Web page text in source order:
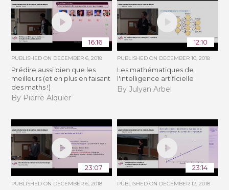
16:16
PUBLISHED ON DECEMBER 6, 2018
Prédire aussi bien que les
meilleurs (et en plus en faisant
des maths !)
By Pierre Alquier
12:10
PUBLISHED ON DECEMBER 10, 2018
Les mathématiques de
l'intelligence artificielle
By Julyan Arbel
23:07
PUBLISHED ON DECEMBER 6, 2018
23:14
PUBLISHED ON DECEMBER 12, 2018